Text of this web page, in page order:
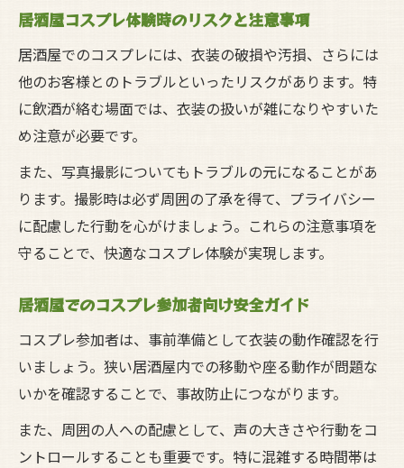
居酒屋コスプレ体験時のリスクと注意事項
居酒屋でのコスプレには、衣装の破損や汚損、さらには
他のお客様とのトラブルといったリスクがあります。特
に飲酒が絡む場面では、衣装の扱いが雑になりやすいた
め注意が必要です。
また、写真撮影についてもトラブルの元になることがあ
ります。撮影時は必ず周囲の了承を得て、プライバシー
に配慮した行動を心がけましょう。これらの注意事項を
守ることで、快適なコスプレ体験が実現します。
居酒屋でのコスプレ参加者向け安全ガイド
コスプレ参加者は、事前準備として衣装の動作確認を行
いましょう。狭い居酒屋内での移動や座る動作が問題な
いかを確認することで、事故防止につながります。
また、周囲の人への配慮として、声の大きさや行動をコ
ントロールすることも重要です。特に混雑する時間帯は